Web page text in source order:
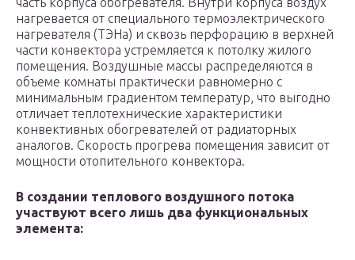
нагревается от специального термоэлектрического
нагревателя (ТЭНа) и сквозь перфорацию в верхней
части конвектора устремляется к потолку жилого
помещения. Воздушные массы распределяются в
объеме комнаты практически равномерно с
минимальным градиентом температур, что выгодно
отличает теплотехнические характеристики
конвективных обогревателей от радиаторных
аналогов. Скорость прогрева помещения зависит от
мощности отопительного конвектора.
В создании теплового воздушного потока
участвуют всего лишь два функциональных
элемента: